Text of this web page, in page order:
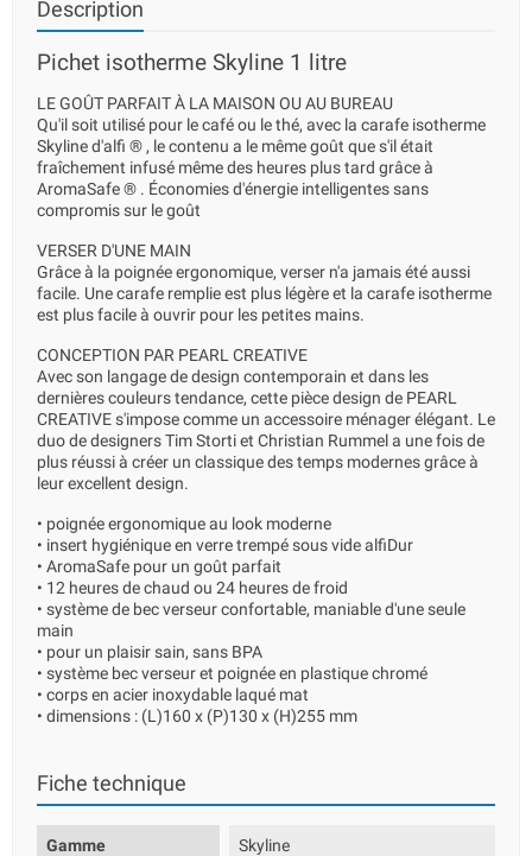
Description
Pichet isotherme Skyline 1 litre
LE GOÛT PARFAIT À LA MAISON OU AU BUREAU
Qu'il soit utilisé pour le café ou le thé, avec la carafe isotherme
Skyline d'alfi ® , le contenu a le même goût que s'il était
fraîchement infusé même des heures plus tard grâce à
AromaSafe ® . Économies d'énergie intelligentes sans
compromis sur le goût
VERSER D'UNE MAIN
Grâce à la poignée ergonomique, verser n'a jamais été aussi
facile. Une carafe remplie est plus légère et la carafe isotherme
est plus facile à ouvrir pour les petites mains.
CONCEPTION PAR PEARL CREATIVE
Avec son langage de design contemporain et dans les
dernières couleurs tendance, cette pièce design de PEARL
CREATIVE s'impose comme un accessoire ménager élégant. Le
duo de designers Tim Storti et Christian Rummel a une fois de
plus réussi à créer un classique des temps modernes grâce à
leur excellent design.
• poignée ergonomique au look moderne
• insert hygiénique en verre trempé sous vide alfiDur
• AromaSafe pour un goût parfait
• 12 heures de chaud ou 24 heures de froid
• système de bec verseur confortable, maniable d'une seule
main
• pour un plaisir sain, sans BPA
• système bec verseur et poignée en plastique chromé
• corps en acier inoxydable laqué mat
• dimensions : (L)160 x (P)130 x (H)255 mm
Fiche technique
Gamme Skyline